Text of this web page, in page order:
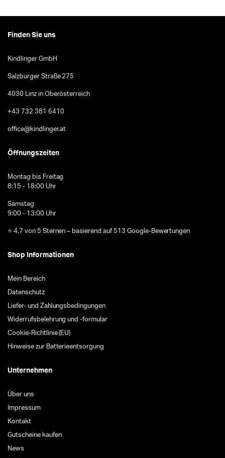
Finden Sie uns
Kindlinger GmbH
Salzburger Straße 275
4030 Linz in Oberösterreich
+43 732 381 6410
office@kindlinger.at
Öffnungszeiten
Montag bis Freitag
8:15 - 18:00 Uhr
Samstag
9:00 - 13:00 Uhr
⭐ 4,7 von 5 Sternen – basierend auf 513 Google-Bewertungen
Shop Informationen
Mein Bereich
Datenschutz
Liefer- und Zahlungsbedingungen
Widerrufsbelehrung und -formular
Cookie-Richtlinie (EU)
Hinweise zur Batterieentsorgung
Unternehmen
Über uns
Impressum
Kontakt
Gutscheine kaufen
News